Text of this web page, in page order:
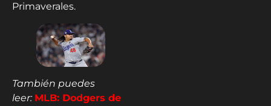
Primaverales.
También puedes
leer: MLB: Dodgers de